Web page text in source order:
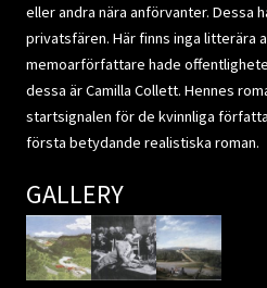
eller andra nära anförvanter. Dessa
privatsfären. Här finns inga litterära
memoarförfattare hade
dessa är Camilla Collett. Hennes
startsignalen för de kvinnliga
första betydande realistiska roman.
GALLERY